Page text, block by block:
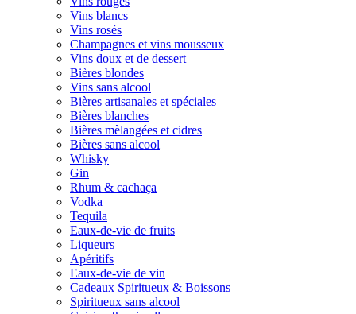
Vins blancs
Vins rosés
Champagnes et vins mousseux
Vins doux et de dessert
Bières blondes
Vins sans alcool
Bières artisanales et spéciales
Bières blanches
Bières mèlangées et cidres
Bières sans alcool
Whisky
Gin
Rhum & cachaça
Vodka
Tequila
Eaux-de-vie de fruits
Liqueurs
Apéritifs
Eaux-de-vie de vin
Cadeaux Spiritueux & Boissons
Spiritueux sans alcool